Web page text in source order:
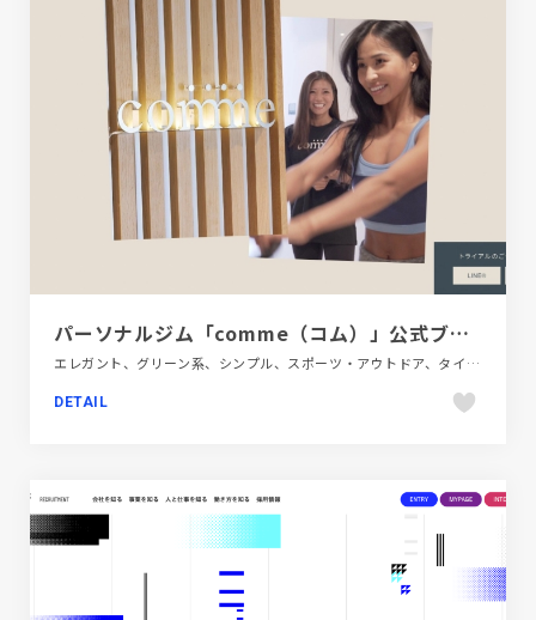
パーソナルジム「comme（コム）」公式ブランドサイト
エレガント、グリーン系、シンプル、スポーツ・アウトドア、タイポグラフィー、ナチュラル、ベージュ・ゴールド系、モーション多め、動画が流れる、商業施設・レジャー、大きめ写真、施設・店舗サイト
DETAIL